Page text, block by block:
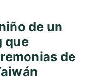
de un
que
de